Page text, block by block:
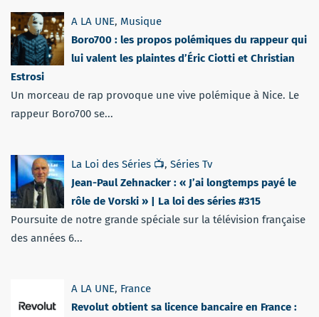
A LA UNE, Musique
Boro700 : les propos polémiques du rappeur qui
lui valent les plaintes d’Éric Ciotti et Christian
Estrosi
Un morceau de rap provoque une vive polémique à Nice. Le
rappeur Boro700 se...
La Loi des Séries 📺, Séries Tv
Jean-Paul Zehnacker : « J’ai longtemps payé le
rôle de Vorski » | La loi des séries #315
Poursuite de notre grande spéciale sur la télévision française
des années 6...
A LA UNE, France
Revolut obtient sa licence bancaire en France :